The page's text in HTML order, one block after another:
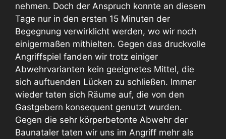
nehmen. Doch der Anspruch konnte an diesem
Tage nur in den ersten 15 Minuten der
Begegnung verwirklicht werden, wo wir noch
einigermaßen mithielten. Gegen das druckvolle
Angriffspiel fanden wir trotz einiger
Abwehrvarianten kein geeignetes Mittel, die
sich auftuenden Lücken zu schließen. Immer
wieder taten sich Räume auf, die von den
Gastgebern konsequent genutzt wurden.
Gegen die sehr körperbetonte Abwehr der
Baunataler taten wir uns im Angriff mehr als